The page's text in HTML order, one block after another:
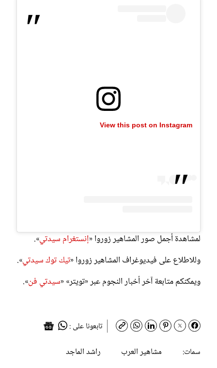
View this post on Instagram
لمشاهدة أجمل صور المشاهير زوروا «إنستغرام سيدتي».
وللاطلاع على فيديوغراف المشاهير زوروا «تيك توك سيدتي».
ويمكنكم متابعة آخر أخبار النجوم عبر «تويتر» «سيدتي فن».
تابعونا على :
سمات:
مشاهير العرب
راشد الماجد